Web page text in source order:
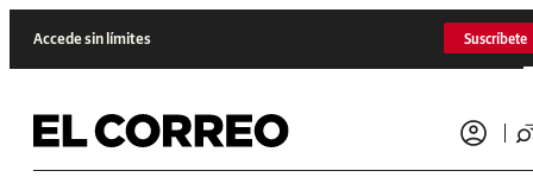
Accede sin límites Suscríbete